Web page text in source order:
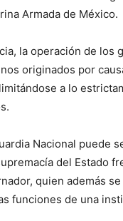
Armada de México.
la operación de los
originados por
a lo
Nacional puede
del Estado
quien además
funciones de una